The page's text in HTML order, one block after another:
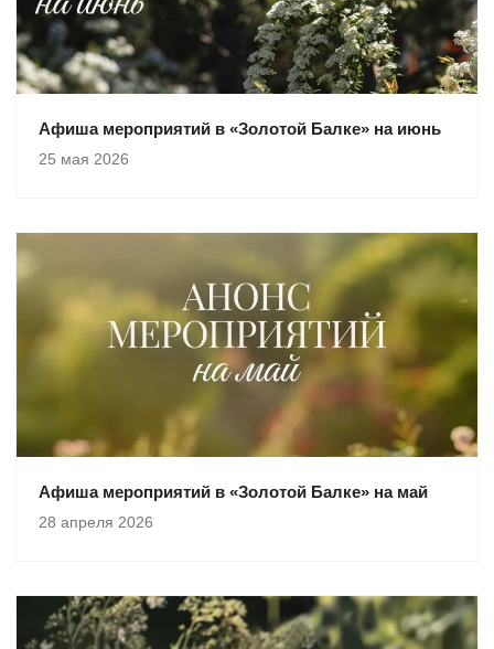
Афиша мероприятий в «Золотой Балке» на июнь
25 мая 2026
Афиша мероприятий в «Золотой Балке» на май
28 апреля 2026